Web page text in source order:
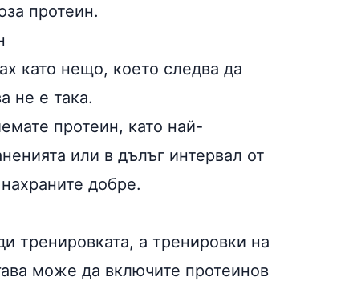
протеин.
като нещо, което следва да
не е така.
протеин, като най-
или в дълъг интервал от
добре.
тренировката, а тренировки на
може да включите протеинов